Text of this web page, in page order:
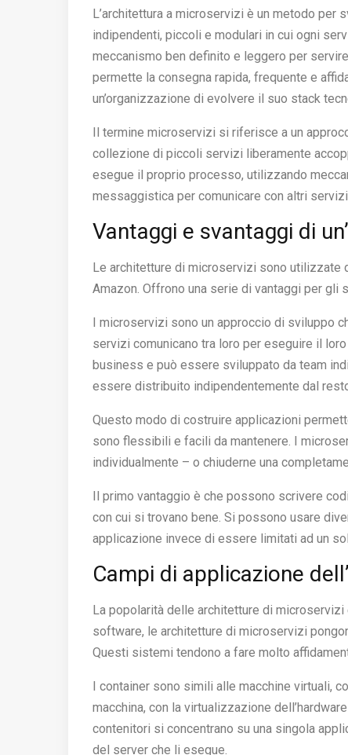
L’architettura a microservizi è un metodo
indipendenti, piccoli e modulari in cui ogni
meccanismo ben definito e leggero per
permette la consegna rapida, frequente e
un’organizzazione di evolvere il suo stack
Il termine microservizi si riferisce a un
collezione di piccoli servizi liberamente
esegue il proprio processo, utilizzando
messaggistica per comunicare con altri
Vantaggi e svantaggi di
Le architetture di microservizi sono utilizzate
Amazon. Offrono una serie di vantaggi per gli
I microservizi sono un approccio di sviluppo
servizi comunicano tra loro per eseguire il
business e può essere sviluppato da team
essere distribuito indipendentemente dal
Questo modo di costruire applicazioni
sono flessibili e facili da mantenere. I
individualmente – o chiuderne una
Il primo vantaggio è che possono scrivere
con cui si trovano bene. Si possono usare
applicazione invece di essere limitati ad un
Campi di applicazione
La popolarità delle architetture di
software, le architetture di microservizi
Questi sistemi tendono a fare molto
I container sono simili alle macchine virtuali,
macchina, con la virtualizzazione
contenitori si concentrano su una singola
del server che li esegue.